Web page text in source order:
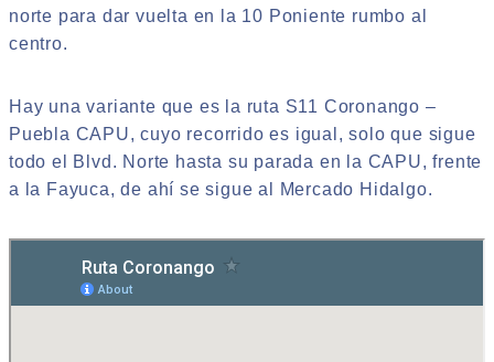
norte para dar vuelta en la 10 Poniente rumbo al
centro.
Hay una variante que es la ruta S11 Coronango –
Puebla CAPU, cuyo recorrido es igual, solo que sigue
todo el Blvd. Norte hasta su parada en la CAPU, frente
a la Fayuca, de ahí se sigue al Mercado Hidalgo.